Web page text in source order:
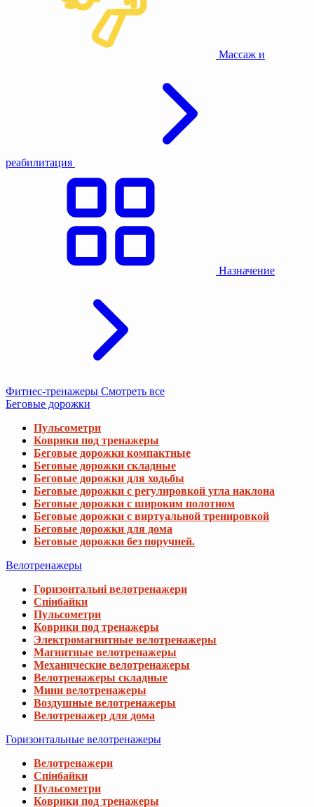
Массаж и
реабилитация
Назначение
Фитнес-тренажеры Смотреть все
Беговые дорожки
Пульсометри
Коврики под тренажеры
Беговые дорожки компактные
Беговые дорожки складные
Беговые дорожки для ходьбы
Беговые дорожки с регулировкой угла наклона
Беговые дорожки с широким полотном
Беговые дорожки с виртуальной тренировкой
Беговые дорожки для дома
Беговые дорожки без поручней.
Велотренажеры
Горизонтальні велотренажери
Спінбайки
Пульсометри
Коврики под тренажеры
Электромагнитные велотренажеры
Магнитные велотренажеры
Механические велотренажеры
Велотренажеры складные
Мини велотренажеры
Воздушные велотренажеры
Велотренажер для дома
Горизонтальные велотренажеры
Велотренажери
Спінбайки
Пульсометри
Коврики под тренажеры